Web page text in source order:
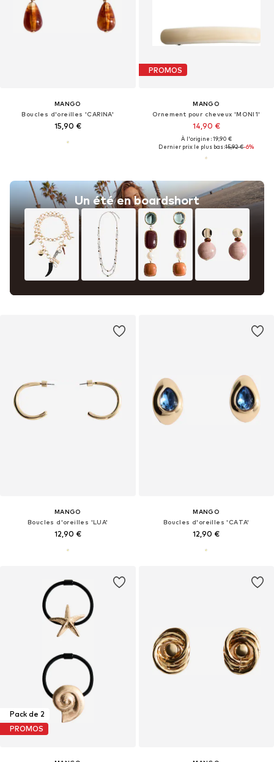
MANGO
Boucles d'oreilles 'CARINA'
15,90 €
Un été en boardshort
PROMOS
MANGO
Ornement pour cheveux 'MONI1'
14,90 €
À l'origine : 19,90 €
Dernier prix le plus bas :15,92 €-6%
MANGO
Boucles d'oreilles 'LUA'
12,90 €
MANGO
Boucles d'oreilles 'CATA'
12,90 €
Pack de 2
PROMOS